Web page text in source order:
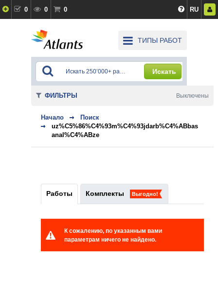
0 0 0 RU
ТИПЫ РАБОТ
Искать
Начало
Поиск
uz%C5%86%C4%93m%C4%93jdarb%C4%ABbas
anal%C4%ABze
Работы Комплекты Выгодно!
К сожалению, по указанным вами
параметрам ничего не найдено.
ФИЛЬТРЫ Выключены